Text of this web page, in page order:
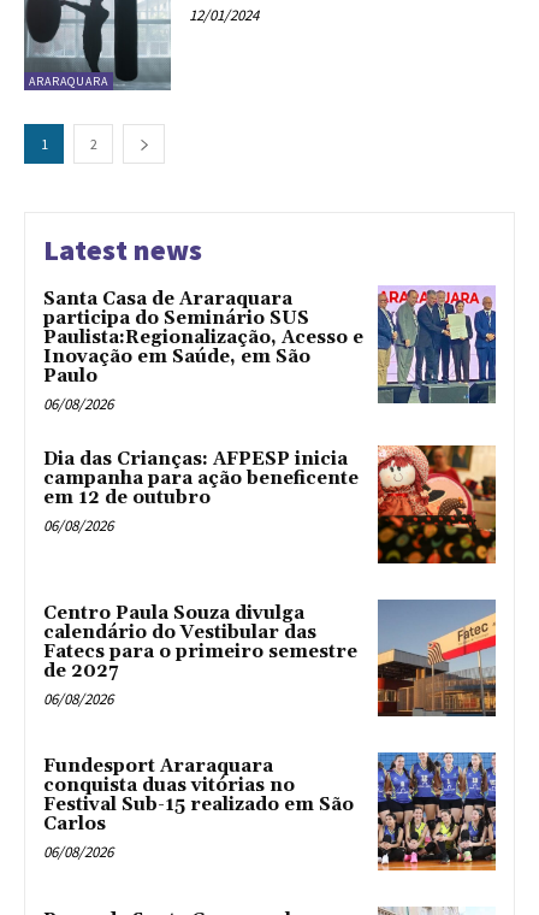
ARARAQUARA
12/01/2024
1 2
Latest news
Santa Casa de Araraquara
participa do Seminário SUS
Paulista:Regionalização, Acesso e
Inovação em Saúde, em São
Paulo
06/08/2026
Dia das Crianças: AFPESP inicia
campanha para ação beneficente
em 12 de outubro
06/08/2026
Centro Paula Souza divulga
calendário do Vestibular das
Fatecs para o primeiro semestre
de 2027
06/08/2026
Fundesport Araraquara
conquista duas vitórias no
Festival Sub-15 realizado em São
Carlos
06/08/2026